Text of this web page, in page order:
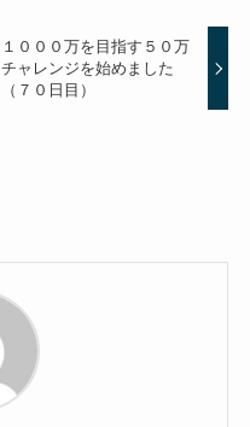
１０００万を目指す５０万
チャレンジを始めました
（７０日目）